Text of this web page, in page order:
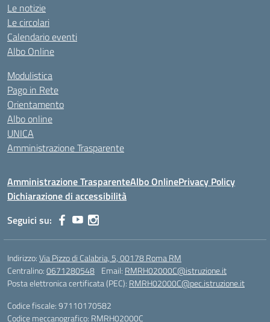
Le notizie
Le circolari
Calendario eventi
Albo Online
Modulistica
Pago in Rete
Orientamento
Albo online
UNICA
Amministrazione Trasparente
Amministrazione TrasparenteAlbo OnlinePrivacy Policy
Dichiarazione di accessibilità
Seguici su:
Indirizzo:Via Pizzo di Calabria, 5, 00178 Roma RM
Centralino:0671280548 Email: RMRH02000C@istruzione.it
Posta elettronica certificata (PEC): RMRH02000C@pec.istruzione.it
Codice fiscale: 97110170582
Codice meccanografico: RMRH02000C